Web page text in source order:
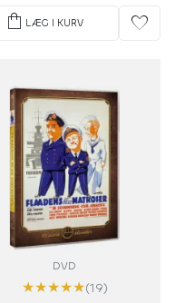
shopping_bag LÆG I KURV favorite
DVD
★★★★★(19)